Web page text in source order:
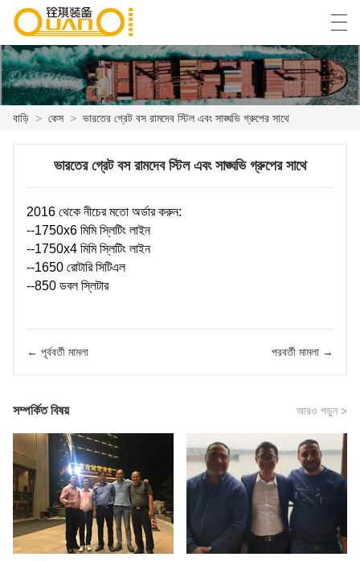
পণ্য
العربية বাংলা ভাষার English Español
বাড়ি > কেস > ভারতের গ্রেট বস রামদেব স্টিল এবং সাঙ্ঘভি গ্রুপের সাথে
ভারতের গ্রেট বস রামদেব স্টিল এবং সাঙ্ঘভি গ্রুপের সাথে
2016 থেকে নীচের মতো অর্ডার করুন:
--1750x6 মিমি স্লিটিং লাইন
--1750x4 মিমি স্লিটিং লাইন
--1650 রোটারি সিটিএল
--850 ডবল স্লিটার
← পূর্ববর্তী মামলা পরবর্তী মামলা →
সম্পর্কিত বিষয় আরও পড়ুন >